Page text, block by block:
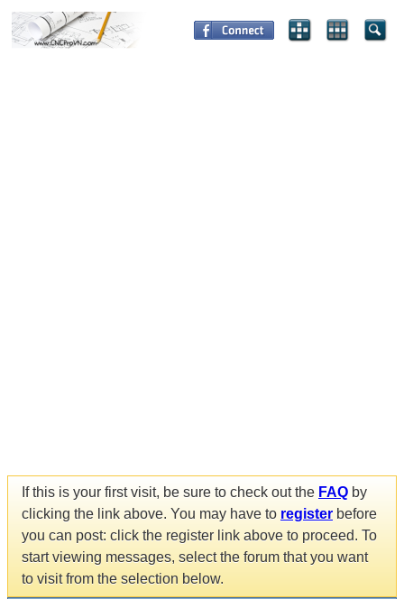
If this is your first visit, be sure to check out the FAQ by
clicking the link above. You may have to register before
you can post: click the register link above to proceed. To
start viewing messages, select the forum that you want
to visit from the selection below.